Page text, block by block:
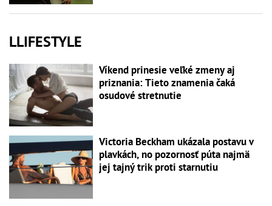
LLIFESTYLE
Víkend prinesie veľké zmeny aj
priznania: Tieto znamenia čaká
osudové stretnutie
Victoria Beckham ukázala postavu v
plavkách, no pozornosť púta najmä
jej tajný trik proti starnutiu